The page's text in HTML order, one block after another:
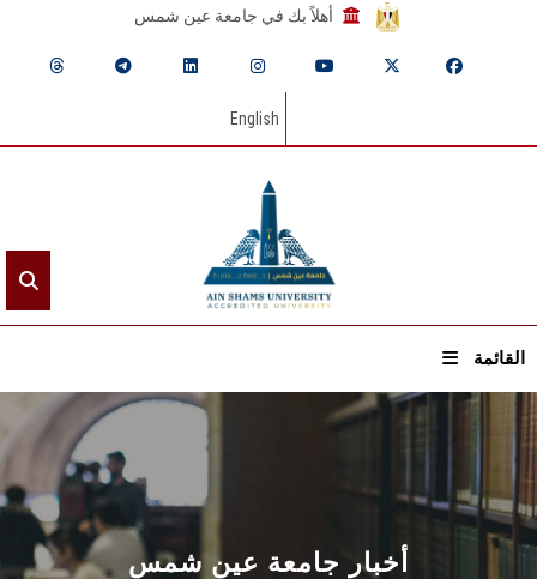
أهلاً بك في جامعة عين شمس
English
القائمة
الرئيسيـة
عن الجامعة
القطاعـات أخبار جامعة عين شمس